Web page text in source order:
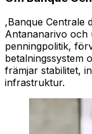
,Banque Centrale
Antananarivo
penningpolitik,
betalningssystem
främjar stabilitet,
infrastruktur.